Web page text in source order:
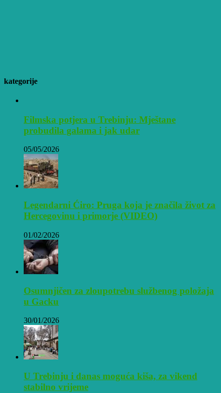
kategorije
Filmska potjera u Trebinju: Mještane
probudila galama i jak udar
05/05/2026
Legendarni Ćiro: Pruga koja je značila život za
Hercegovinu i primorje (VIDEO)
01/02/2026
Osumnjičen za zloupotrebu službenog položaja
u Gacku
30/01/2026
U Trebinju i danas moguća kiša, za vikend
stabilno vrijeme